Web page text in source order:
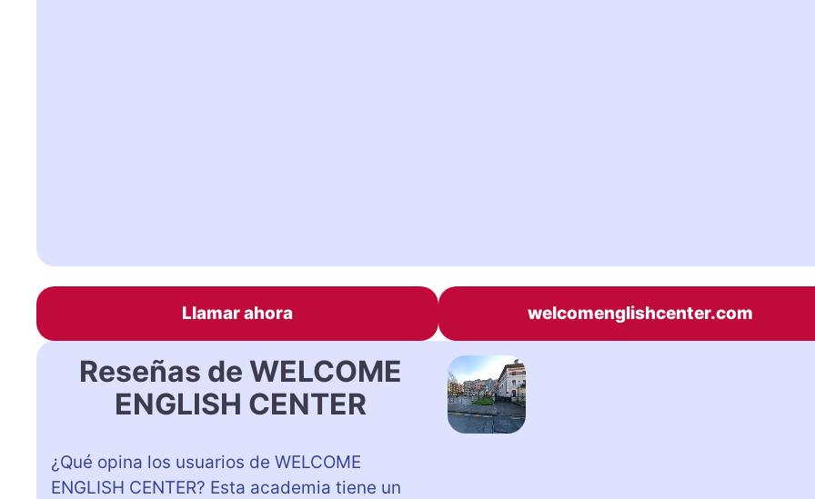
Llamar ahora welcomenglishcenter.com
Reseñas de WELCOME
ENGLISH CENTER
¿Qué opina los usuarios de WELCOME
ENGLISH CENTER? Esta academia tiene un